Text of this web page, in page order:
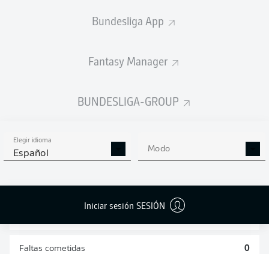
Bundesliga App
Fantasy Manager
BUNDESLIGA-GROUP
Elegir idioma
Español Modo
Iniciar sesión SESIÓN
ESTADÍSTICAS
TEMPORADA 2018/2019
DIVIDIDOS
0
AÉREOS
0
Faltas cometidas 0